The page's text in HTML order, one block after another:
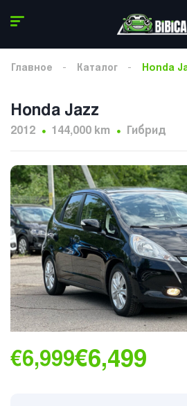
Главное Каталог Honda
Honda Jazz
2012 144,000 km Гибрид
€6,999€6,499